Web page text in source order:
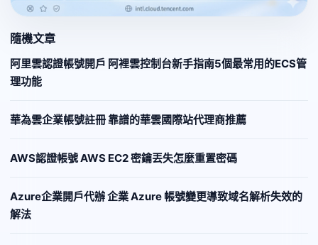
隨機文章
阿里雲認證帳號開戶 阿裡雲控制台新手指南5個最常用的ECS管
理功能
華為雲企業帳號註冊 靠譜的華雲國際站代理商推薦
AWS認證帳號 AWS EC2 密鑰丟失怎麼重置密碼
Azure企業開戶代辦 企業 Azure 帳號變更導致域名解析失效的
解法